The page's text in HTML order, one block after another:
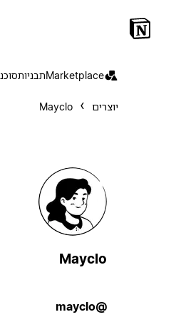
Marketplaceתבניות
יוצרים Mayclo
Mayclo
@mayclo